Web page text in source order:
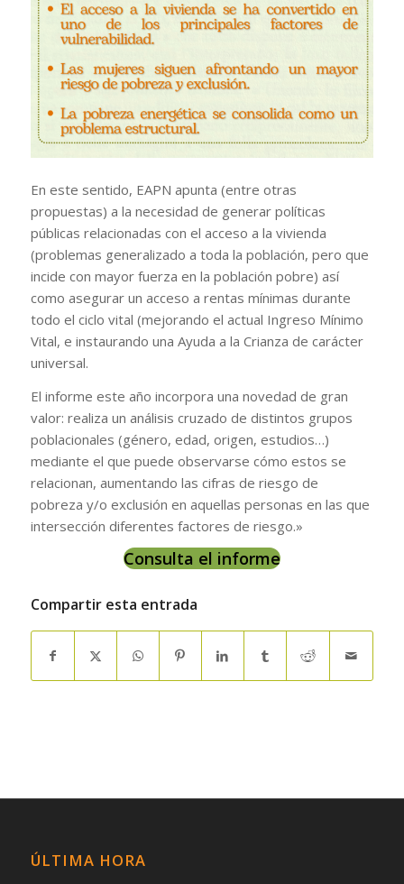
En este sentido, EAPN apunta (entre otras
propuestas) a la necesidad de generar políticas
públicas relacionadas con el acceso a la vivienda
(problemas generalizado a toda la población, pero que
incide con mayor fuerza en la población pobre) así
como asegurar un acceso a rentas mínimas durante
todo el ciclo vital (mejorando el actual Ingreso Mínimo
Vital, e instaurando una Ayuda a la Crianza de carácter
universal.
El informe este año incorpora una novedad de gran
valor: realiza un análisis cruzado de distintos grupos
poblacionales (género, edad, origen, estudios…)
mediante el que puede observarse cómo estos se
relacionan, aumentando las cifras de riesgo de
pobreza y/o exclusión en aquellas personas en las que
intersección diferentes factores de riesgo.»
Consulta el informe
Compartir esta entrada
ÚLTIMA HORA